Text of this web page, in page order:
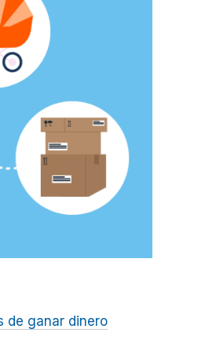
de ganar dinero